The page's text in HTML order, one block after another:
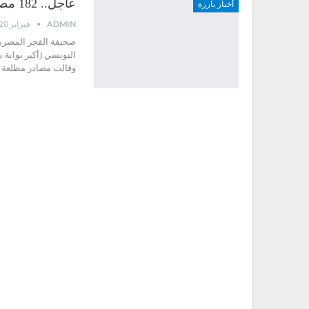
أخبار بارزة عاجل.. 182 مصريا يهربون من "فجر ليبيا" ويصلون حدود تونس
ADMIN
فبراير 20, 2015
صحيفة الفجر
وقالت مصادر